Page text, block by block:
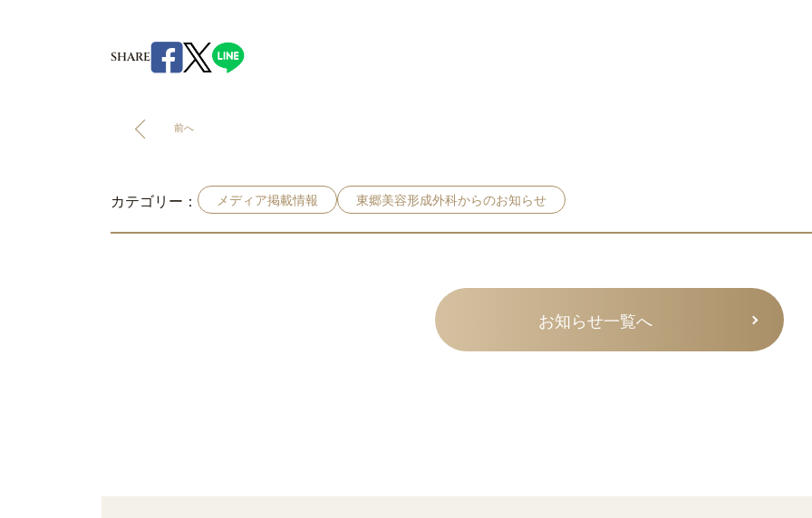
SHARE
前へ
カテゴリー： メディア掲載情報 東郷美容形成外科からのお知らせ
お知らせ一覧へ